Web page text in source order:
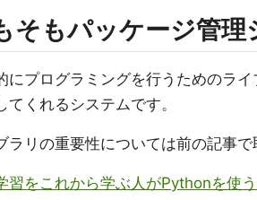
そもパッケージ管理
にプログラミングを行うためのラ
てくれるシステムです。
ラリの重要性については前の記事で
習をこれから学ぶ人がPythonを使